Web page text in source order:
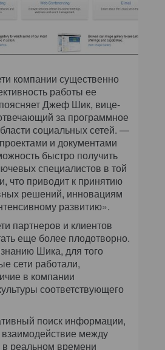
компании существенно
работы ее
Джеф Шик, вице-
за программное
социальных сетей. —
и документами
быстро получить
специалистов в той
что приводит к принятию
решений, инновациям
развитию».
партнеров и клиентов
еще более плодотворно.
Шика, для того
сети работали,
в компании
соответствующего
поиск информации,
между
в реальном времени